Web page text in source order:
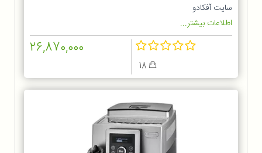
سایت آفکادو
اطلاعات بیشتر...
26,870,000